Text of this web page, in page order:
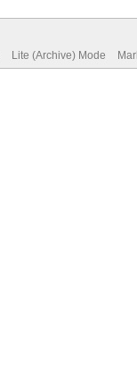
Lite (Archive) Mode